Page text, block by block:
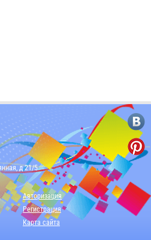
д 21/5
Авторизация
Регистрация
Карта сайта